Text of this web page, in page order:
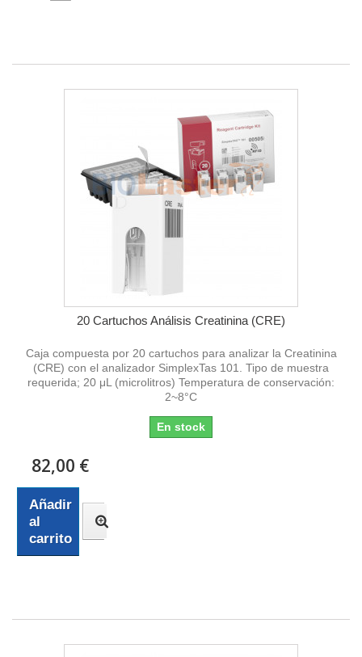
20 Cartuchos Análisis Creatinina (CRE)
Caja compuesta por 20 cartuchos para analizar la Creatinina
(CRE) con el analizador SimplexTas 101. Tipo de muestra
requerida; 20 μL (microlitros) Temperatura de conservación:
2~8°C
En stock
82,00 €
Añadir
al
carrito